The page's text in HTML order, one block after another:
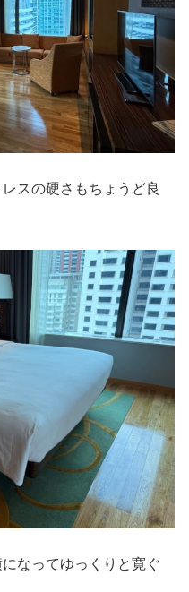
スの硬さもちょうど良
なってゆっくりと寛ぐ